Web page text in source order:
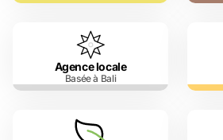
Agence locale
Basée à Bali